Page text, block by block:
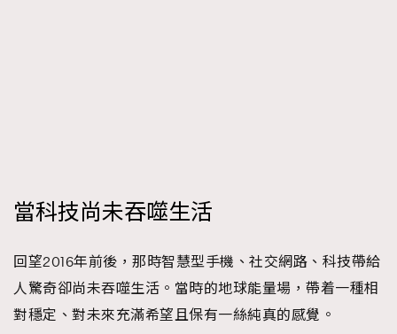
當科技尚未吞噬生活
回望2016年前後，那時智慧型手機、社交網路、科技帶給
人驚奇卻尚未吞噬生活。當時的地球能量場，帶着一種相
對穩定、對未來充滿希望且保有一絲純真的感覺。